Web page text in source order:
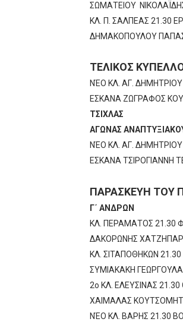
ΣΩΜΑΤΕΙΟΥ
ΚΛ. Π. ΣΑΛΠΕΑΣ 21.30
ΔΗΜΑΚΟΠΟΥΛΟΥ
ΤΕΛΙΚΟΣ
ΝΈΟ ΚΛ. ΑΓ.
ΕΣΚΑΝΑ ΖΩΓΡΑΦΟΣ
ΤΣΙΧΛΑΣ
ΑΓΩΝΑΣ
ΝΈΟ ΚΛ. ΑΓ.
ΕΣΚΑΝΑ ΤΣΙΡΟΓΙΑΝΝΗ
ΠΑΡΑΣΚΕΥΗ ΤΟΥ
Γ΄ ΑΝΔΡΩΝ
ΚΛ. ΠΕΡΑΜΑΤΟΣ 21.30
ΔΑΚΟΡΩΝΗΣ
ΚΛ. ΣΙΤΑΠΟΘΗΚΩΝ
ΣΥΜΙΑΚΑΚΗ
2ο ΚΛ. ΕΛΕΥΣΙΝΑΣ
ΧΑΙΜΑΛΑΣ
ΝΈΟ ΚΛ. ΒΑΡΗΣ 21.30